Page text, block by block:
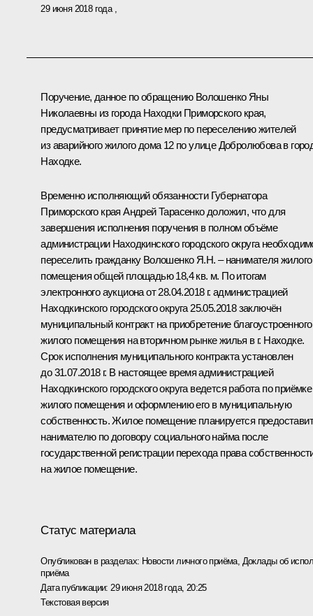
29 июня 2018 года
Поручение, данное по обращению Волошенко Яны
Николаевны из города Находки Приморского края,
предусматривает принятие мер по переселению жителей
из аварийного жилого дома 12 по улице Добролюбова в
Находке.
Временно исполняющий обязанности Губернатора
Приморского края Андрей Тарасенко доложил, что для
завершения исполнения поручения в полном объёме
администрации Находкинского городского округа
переселить гражданку Волошенко Я.Н. – нанимателя жилого
помещения общей площадью 18,4 кв. м. По итогам
электронного аукциона от 28.04.2018 г. администрацией
Находкинского городского округа 25.05.2018 заключён
муниципальный контракт на приобретение благоустроенного
жилого помещения на вторичном рынке жилья в г. Находке.
Срок исполнения муниципального контракта установлен
до 31.07.2018 г. В настоящее время администрацией
Находкинского городского округа ведется работа по приёмке
жилого помещения и оформлению его в муниципальную
собственность. Жилое помещение планируется
нанимателю по договору социального найма после
государственной регистрации перехода права
на жилое помещение.
Статус материала
Опубликован в разделах: Новости личного приёма, Доклады об
приёма
Дата публикации: 29 июня 2018 года, 20:25
Текстовая версия